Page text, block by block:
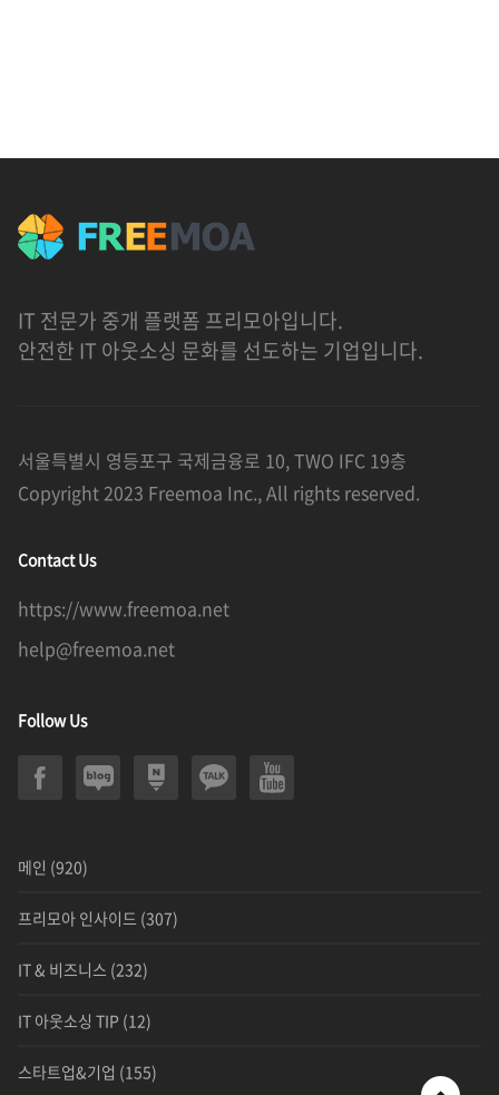
IT 전문가 중개 플랫폼 프리모아입니다.
안전한 IT 아웃소싱 문화를 선도하는 기업입니다.
서울특별시 영등포구 국제금융로 10, TWO IFC 19층
Copyright 2023 Freemoa Inc., All rights reserved.
Contact Us
https://www.freemoa.net
help@freemoa.net
Follow Us
메인 (920)
프리모아 인사이드 (307)
IT & 비즈니스 (232)
IT 아웃소싱 TIP (12)
스타트업&기업 (155)